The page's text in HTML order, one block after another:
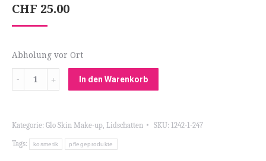
CHF 25.00
Abholung vor Ort
Menge
In den Warenkorb
Kategorie: Glo Skin Make-up Lidschatten SKU: 1242-1-247
Tags: kosmetik pflegeprodukte